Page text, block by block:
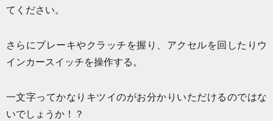
てください。
さらにブレーキやクラッチを握り、アクセルを回したりウ
インカースイッチを操作する。
一文字ってかなりキツイのがお分かりいただけるのではな
いでしょうか！？